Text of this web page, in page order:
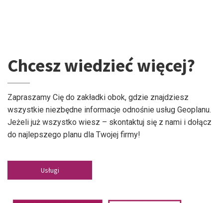
Chcesz wiedzieć więcej?
Zapraszamy Cię do zakładki obok, gdzie znajdziesz
wszystkie niezbędne informacje odnośnie usług Geoplanu.
Jeżeli już wszystko wiesz – skontaktuj się z nami i dołącz
do najlepszego planu dla Twojej firmy!
Usługi